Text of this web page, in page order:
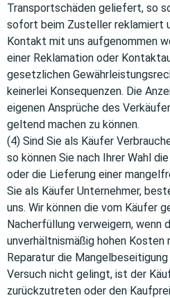
Transportschäden geliefert, so
sofort beim Zusteller reklamiert
Kontakt mit uns aufgenommen
einer Reklamation oder
gesetzlichen
keinerlei Konsequenzen. Die
eigenen Ansprüche des
geltend machen zu können.
(4) Sind Sie als Käufer
so können Sie nach Ihrer Wahl
oder die Lieferung einer
Sie als Käufer Unternehmer,
uns. Wir können die vom Käufer
Nacherfüllung verweigern, wenn
unverhältnismäßig hohen Kosten
Reparatur die
Versuch nicht gelingt, ist der
zurückzutreten oder den